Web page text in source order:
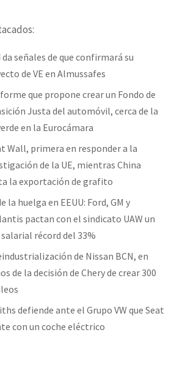
da señales de que confirmará su
de VE en Almussafes
que propone crear un Fondo de
Justa del automóvil, cerca de la
en la Eurocámara
Wall, primera en responder a la
de la UE, mientras China
la exportación de grafito
la huelga en EEUU: Ford, GM y
pactan con el sindicato UAW un
récord del 33%
de Nissan BCN, en
de la decisión de Chery de crear 300
defiende ante el Grupo VW que Seat
con un coche eléctrico